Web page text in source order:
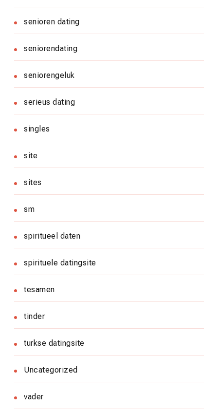
senioren dating
seniorendating
seniorengeluk
serieus dating
singles
site
sites
sm
spiritueel daten
spirituele datingsite
tesamen
tinder
turkse datingsite
Uncategorized
vader